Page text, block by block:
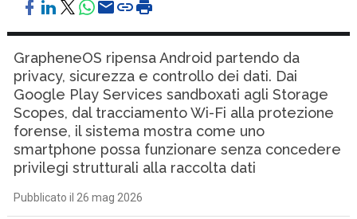
GrapheneOS ripensa Android partendo da
privacy, sicurezza e controllo dei dati. Dai
Google Play Services sandboxati agli Storage
Scopes, dal tracciamento Wi-Fi alla protezione
forense, il sistema mostra come uno
smartphone possa funzionare senza concedere
privilegi strutturali alla raccolta dati
Pubblicato il 26 mag 2026